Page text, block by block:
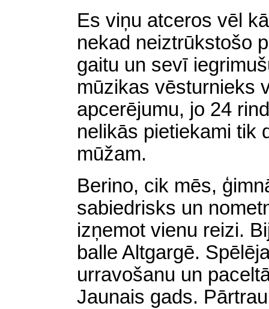
Es viņu atceros vēl
nekad neiztrūkstošo
gaitu un sevī
mūzikas vēsturnieks
apcerējumu, jo 24
nelikās pietiekami tik
mūžam.
Berino, cik mēs,
sabiedrisks un
izņemot vienu reizi.
balle Altgargē.
urravošanu un
Jaunais gads.